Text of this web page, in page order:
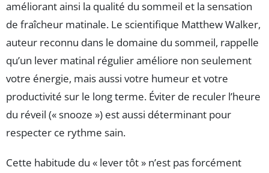
améliorant ainsi la qualité du sommeil et la sensation
de fraîcheur matinale. Le scientifique Matthew Walker,
auteur reconnu dans le domaine du sommeil, rappelle
qu’un lever matinal régulier améliore non seulement
votre énergie, mais aussi votre humeur et votre
productivité sur le long terme. Éviter de reculer l’heure
du réveil (« snooze ») est aussi déterminant pour
respecter ce rythme sain.
Cette habitude du « lever tôt » n’est pas forcément